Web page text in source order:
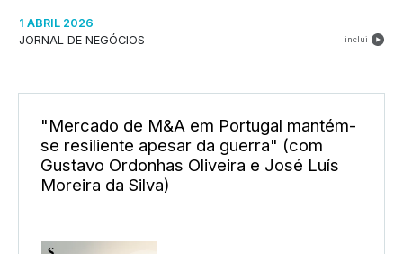
1 ABRIL 2026
JORNAL DE NEGÓCIOS
inclui
"Mercado de M&A em Portugal mantém-
se resiliente apesar da guerra" (com
Gustavo Ordonhas Oliveira e José Luís
Moreira da Silva)